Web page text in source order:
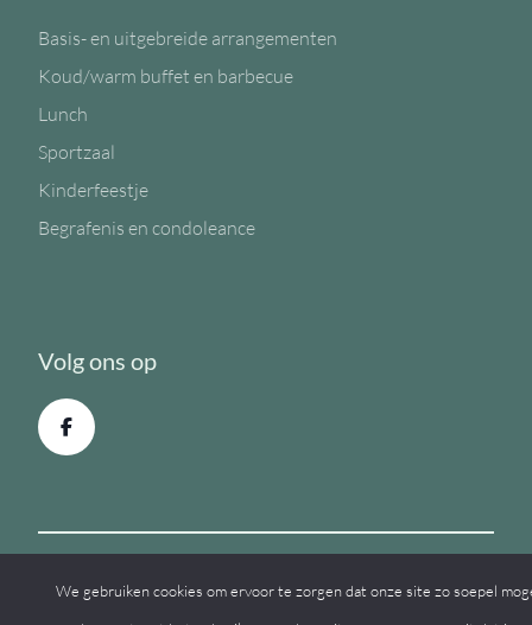
Basis- en uitgebreide arrangementen
Koud/warm buffet en barbecue
Lunch
Sportzaal
Kinderfeestje
Begrafenis en condoleance
Volg ons op
We gebruiken cookies om ervoor te zorgen dat onze site zo soepel